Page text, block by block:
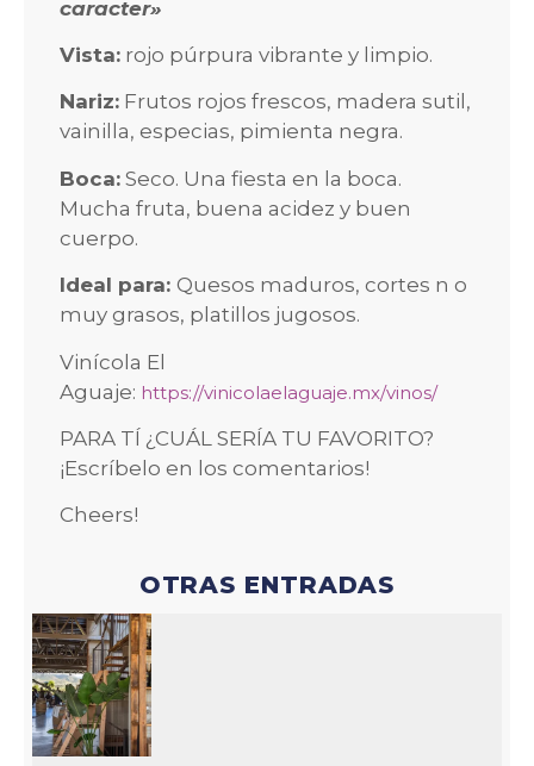
caracter»
Vista: rojo púrpura vibrante y limpio.
Nariz: Frutos rojos frescos, madera sutil,
vainilla, especias, pimienta negra.
Boca: Seco. Una fiesta en la boca.
Mucha fruta, buena acidez y buen
cuerpo.
Ideal para: Quesos maduros, cortes n o
muy grasos, platillos jugosos.
Vinícola El
Aguaje: https://vinicolaelaguaje.mx/vinos/
PARA TÍ ¿CUÁL SERÍA TU FAVORITO?
¡Escríbelo en los comentarios!
Cheers!
OTRAS ENTRADAS